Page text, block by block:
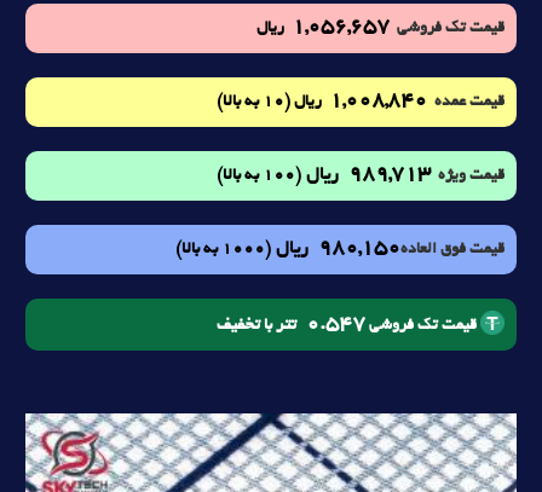
قیمت تک فروشی 1,056,657 ریال
قیمت عمده 1,008,840 ریال (10 به بالا)
قیمت ویژه989,713 ریال (100 به بالا)
قیمت فوق العاده980,150 ریال (1000 به بالا)
قیمت تک فروشی 0.547 تتر با تخفیف